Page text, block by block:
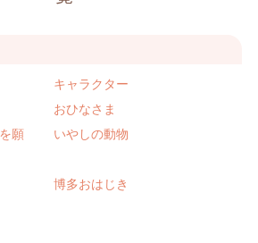
キャラクター
おひなさま
願
いやしの動物
博多おはじき